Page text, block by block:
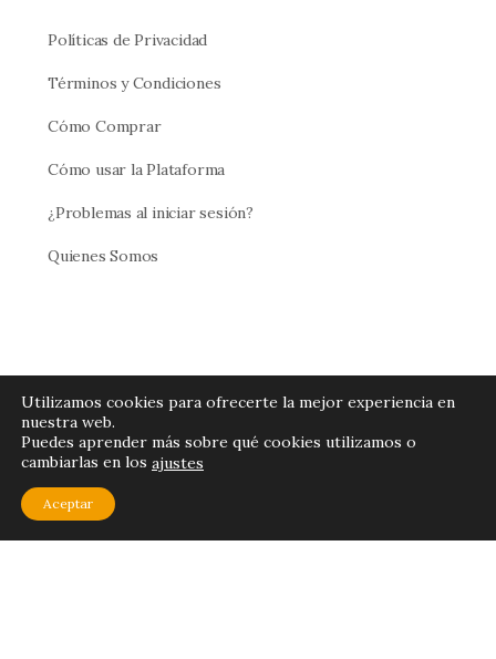
Políticas de Privacidad
Términos y Condiciones
Cómo Comprar
Cómo usar la Plataforma
¿Problemas al iniciar sesión?
Quienes Somos
Utilizamos cookies para ofrecerte la mejor experiencia en
nuestra web.
Puedes aprender más sobre qué cookies utilizamos o
cambiarlas en los ajustes
Aceptar